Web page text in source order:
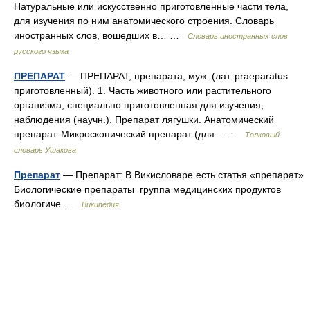
Натуральные или искусственно приготовленные части тела,
для изучения по ним анатомического строения. Словарь
иностранных слов, вошедших в… …
Словарь иностранных слов
русского языка
ПРЕПАРАТ — ПРЕПАРАТ, препарата, муж. (лат. praeparatus
приготовленный). 1. Часть животного или растительного
организма, специально приготовленная для изучения,
наблюдения (научн.). Препарат лягушки. Анатомический
препарат. Микроскопический препарат (для… …
Толковый
словарь Ушакова
Препарат — Препарат: В Викисловаре есть статья «препарат»
Биологические препараты группа медицинских продуктов
биологиче …
Википедия